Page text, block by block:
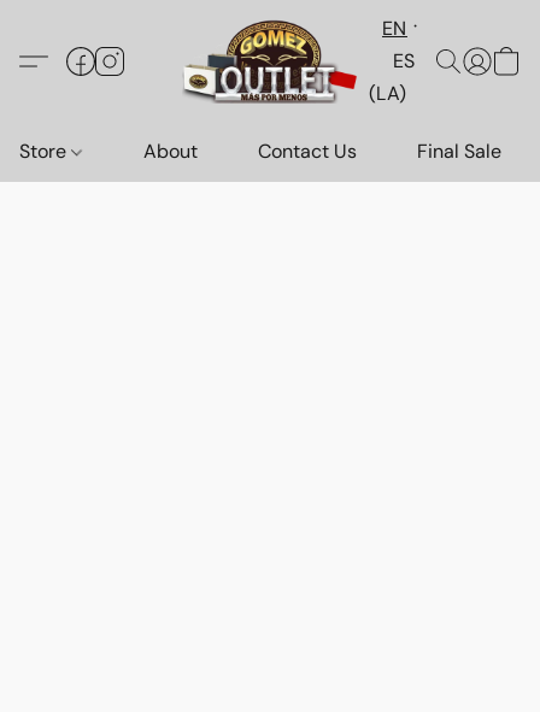
EN
ES
(LA)
Store About Contact Us Final Sale